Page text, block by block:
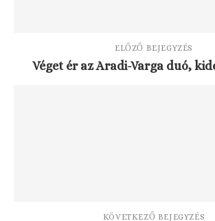
ELŐZŐ BEJEGYZÉS
Véget ér az Aradi-Varga duó,
KÖVETKEZŐ BEJEGYZÉS